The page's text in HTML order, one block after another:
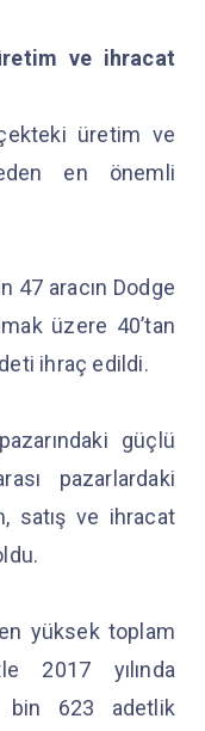
ve ihracat
üretim ve
en önemli
47 aracın Dodge
üzere 40’tan
ihraç edildi.
güçlü
pazarlardaki
satış ve ihracat
yüksek toplam
2017 yılında
bin 623 adetlik